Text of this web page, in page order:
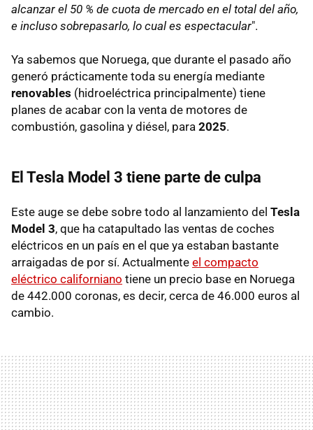
alcanzar el 50 % de cuota de mercado en el total del año,
e incluso sobrepasarlo, lo cual es espectacular".
Ya sabemos que Noruega, que durante el pasado año
generó prácticamente toda su energía mediante
renovables (hidroeléctrica principalmente) tiene
planes de acabar con la venta de motores de
combustión, gasolina y diésel, para 2025.
El Tesla Model 3 tiene parte de culpa
Este auge se debe sobre todo al lanzamiento del Tesla
Model 3, que ha catapultado las ventas de coches
eléctricos en un país en el que ya estaban bastante
arraigadas de por sí. Actualmente el compacto
eléctrico californiano tiene un precio base en Noruega
de 442.000 coronas, es decir, cerca de 46.000 euros al
cambio.